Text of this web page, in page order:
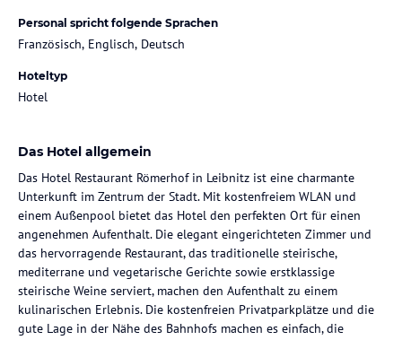
Personal spricht folgende Sprachen
Französisch, Englisch, Deutsch
Hoteltyp
Hotel
Das Hotel allgemein
Das Hotel Restaurant Römerhof in Leibnitz ist eine charmante
Unterkunft im Zentrum der Stadt. Mit kostenfreiem WLAN und
einem Außenpool bietet das Hotel den perfekten Ort für einen
angenehmen Aufenthalt. Die elegant eingerichteten Zimmer und
das hervorragende Restaurant, das traditionelle steirische,
mediterrane und vegetarische Gerichte sowie erstklassige
steirische Weine serviert, machen den Aufenthalt zu einem
kulinarischen Erlebnis. Die kostenfreien Privatparkplätze und die
gute Lage in der Nähe des Bahnhofs machen es einfach, die